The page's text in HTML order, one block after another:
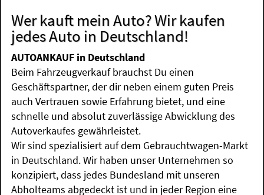
Wer kauft mein Auto? Wir kaufen
jedes Auto in Deutschland!
AUTOANKAUF in Deutschland
Beim Fahrzeugverkauf brauchst Du einen
Geschäftspartner, der dir neben einem guten Preis
auch Vertrauen sowie Erfahrung bietet, und eine
schnelle und absolut zuverlässige Abwicklung des
Autoverkaufes gewährleistet.
Wir sind spezialisiert auf dem Gebrauchtwagen-Markt
in Deutschland. Wir haben unser Unternehmen so
konzipiert, dass jedes Bundesland mit unseren
Abholteams abgedeckt ist und in jeder Region eine